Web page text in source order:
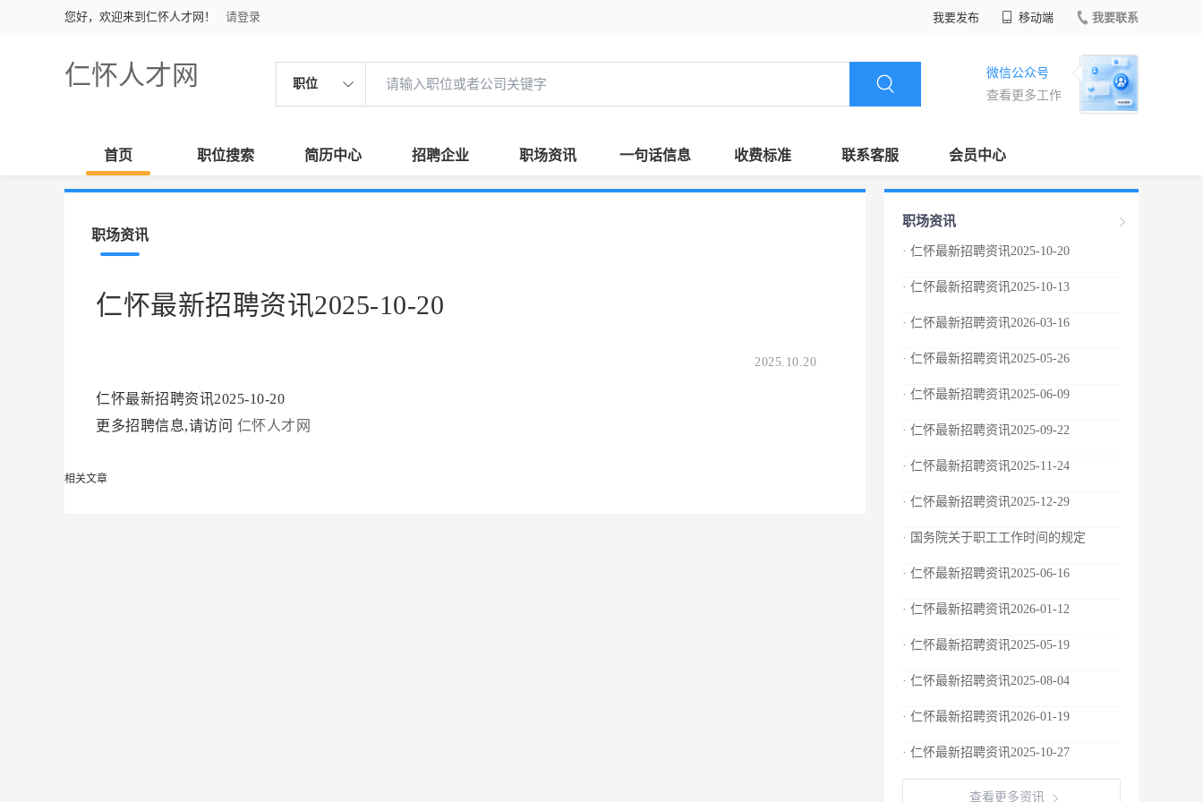
您好，欢迎来到仁怀人才网！ 请登录 我要发布 移动端 我要联系
仁怀人才网 职位
微信公众号
查看更多工作
首页 职位搜索 简历中心 招聘企业 职场资讯 一句话信息 收费标准 联系客服 会员中心
职场资讯
仁怀最新招聘资讯2025-10-20
2025.10.20
仁怀最新招聘资讯2025-10-20
更多招聘信息,请访问 仁怀人才网
相关文章
职场资讯
· 仁怀最新招聘资讯2025-10-20
· 仁怀最新招聘资讯2025-10-13
· 仁怀最新招聘资讯2026-03-16
· 仁怀最新招聘资讯2025-05-26
· 仁怀最新招聘资讯2025-06-09
· 仁怀最新招聘资讯2025-09-22
· 仁怀最新招聘资讯2025-11-24
· 仁怀最新招聘资讯2025-12-29
· 国务院关于职工工作时间的规定
· 仁怀最新招聘资讯2025-06-16
· 仁怀最新招聘资讯2026-01-12
· 仁怀最新招聘资讯2025-05-19
· 仁怀最新招聘资讯2025-08-04
· 仁怀最新招聘资讯2026-01-19
· 仁怀最新招聘资讯2025-10-27
查看更多资讯